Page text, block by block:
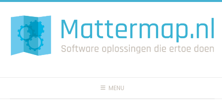
naar
inhoud
MENU